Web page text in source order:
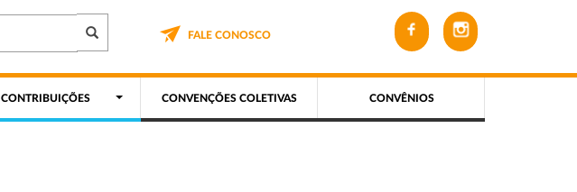
FALE CONOSCO
CONTRIBUIÇÕES CONVENÇÕES COLETIVAS CONVÊNIOS